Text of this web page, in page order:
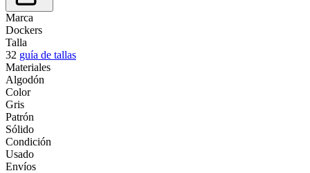
Marca
Dockers
Talla
32 guía de tallas
Materiales
Algodón
Color
Gris
Patrón
Sólido
Condición
Usado
Envíos